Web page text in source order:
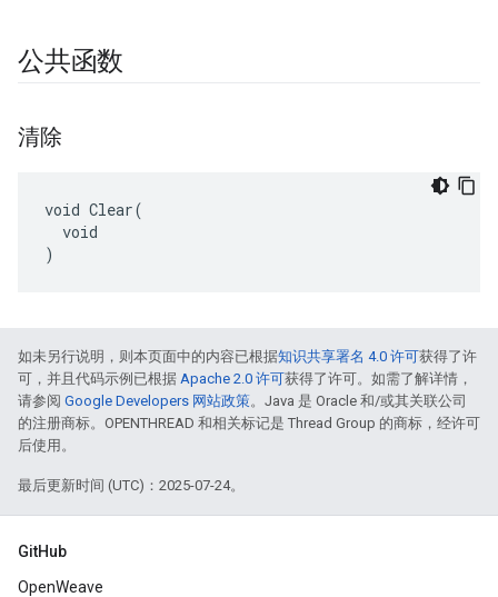
公共函数
清除
void Clear(
  void
)
如未另行说明，则本页面中的内容已根据知识共享署名 4.0 许可获得了许
可，并且代码示例已根据 Apache 2.0 许可获得了许可。如需了解详情，
请参阅 Google Developers 网站政策。Java 是 Oracle 和/或其关联公司
的注册商标。OPENTHREAD 和相关标记是 Thread Group 的商标，经许可
后使用。
最后更新时间 (UTC)：2025-07-24。
GitHub
OpenWeave